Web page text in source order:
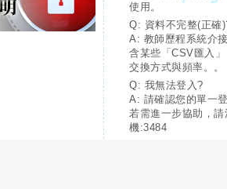
使用。
Q: 資料不完整(正確
A: 教師歷程系統介
含某些「CSV匯入
交換方式與頻率。。
Q: 我無法登入?
A: 請確認您的單一
若需進一步協助，
機:3484